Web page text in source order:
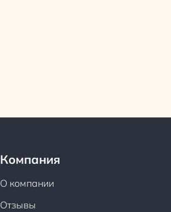
Компания
О компании
Отзывы